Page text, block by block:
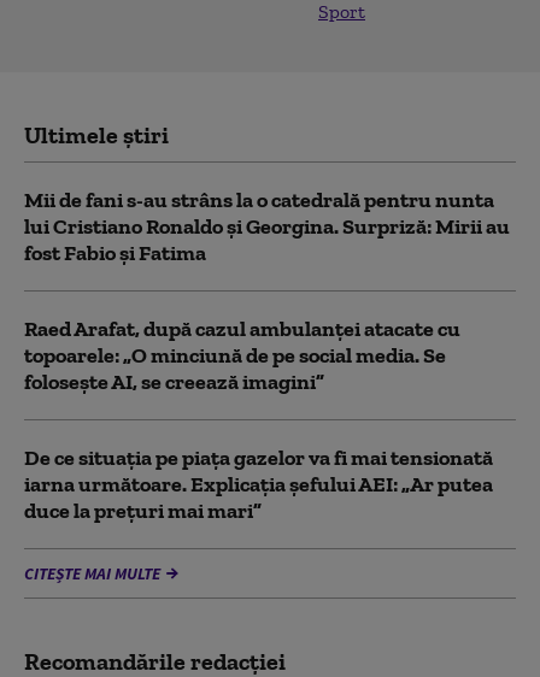
Sport
Ultimele știri
Mii de fani s-au strâns la o catedrală pentru nunta
lui Cristiano Ronaldo şi Georgina. Surpriză: Mirii au
fost Fabio şi Fatima
Raed Arafat, după cazul ambulanței atacate cu
topoarele: „O minciună de pe social media. Se
folosește AI, se creează imagini”
De ce situaţia pe piaţa gazelor va fi mai tensionată
iarna următoare. Explicația șefului AEI: „Ar putea
duce la preţuri mai mari”
CITEȘTE MAI MULTE
Recomandările redacţiei